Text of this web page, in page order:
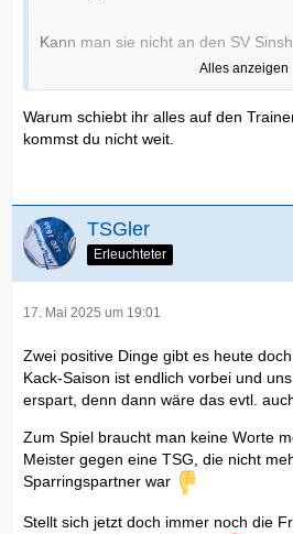
Kann man sie nicht an den SV
Leuts, ich freu mich wie Bolle,
sind eher getrübt. NAja, es könnten
dazukommen (wenn sie nicht in
bei diesem Trainer ? Never ever !
erleben, die diesen arroganten
bieten können.
Alles anzeigen
Warum schiebt ihr alles auf den
kommst du nicht weit.
TSGler
Erleuchteter
17. Mai 2025 um 19:01
Zwei positive Dinge gibt es heute
Kack-Saison ist endlich vorbei und
erspart, denn dann wäre das evtl.
Zum Spiel braucht man keine Worte
Meister gegen eine TSG, die nicht
Sparringspartner war
Stellt sich jetzt doch immer noch die